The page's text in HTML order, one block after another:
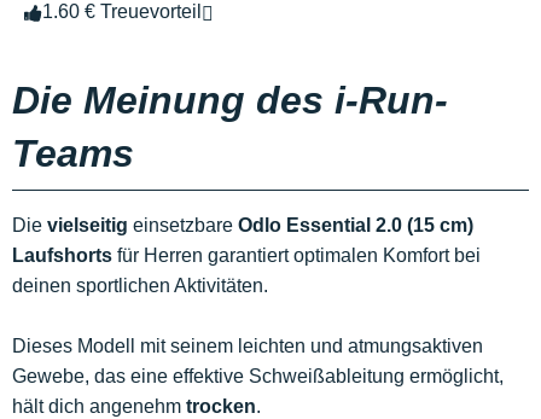
1.60 € Treuevorteil
Die Meinung des i-Run-
Teams
Die vielseitig einsetzbare Odlo Essential 2.0 (15 cm)
Laufshorts für Herren garantiert optimalen Komfort bei
deinen sportlichen Aktivitäten.
Dieses Modell mit seinem leichten und atmungsaktiven
Gewebe, das eine effektive Schweißableitung ermöglicht,
hält dich angenehm trocken.